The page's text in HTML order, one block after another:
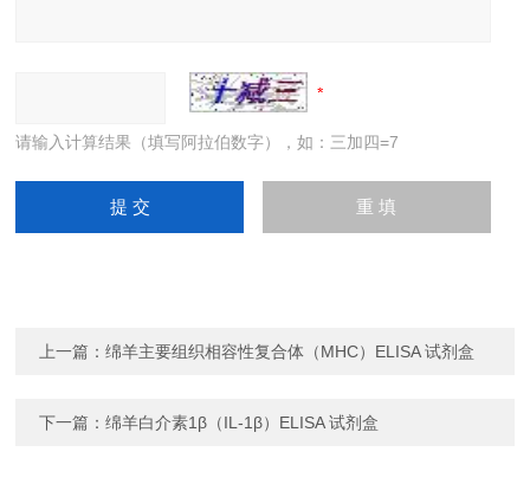
请输入计算结果（填写阿拉伯数字），如：三加四=7
上一篇：绵羊主要组织相容性复合体（MHC）ELISA 试剂盒
下一篇：绵羊白介素1β（IL-1β）ELISA 试剂盒